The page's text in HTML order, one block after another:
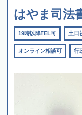
はやま司法
19時以降TEL可 土日
オンライン相談可 行